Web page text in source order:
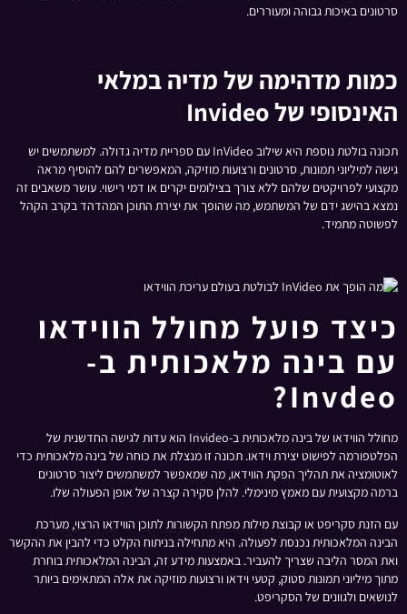
סרטונים באיכות גבוהה ומעוררים.
כמות מדהימה של מדיה במלאי
האינסופי של Invideo
תכונה בולטת נוספת היא שילוב InVideo עם ספריית מדיה גדולה. למשתמשים יש
גישה למיליוני תמונות, סרטונים ורצועות מוזיקה, המאפשרים להם להוסיף מראה
מקצועי לפרויקטים שלהם ללא צורך בצילומים יקרים או דמי רישוי. עושר משאבים זה
נמצא בהישג ידם של המשתמש, מה שהופך את יצירת התוכן המהדהד בקרב הקהל
לפשוטה מתמיד.
כיצד פועל מחולל הווידאו
עם בינה מלאכותית ב-
Invdeo?
מחולל הווידאו של בינה מלאכותית ב-Invideo הוא עדות לגישה החדשנית של
הפלטפורמה לפישוט יצירת וידאו. תכונה זו מנצלת את כוחה של בינה מלאכותית כדי
לאוטומציה את תהליך הפקת הווידאו, מה שמאפשר למשתמשים ליצור סרטונים
ברמה מקצועית עם מאמץ מינימלי. להלן סקירה קצרה של אופן הפעולה שלו.
עם הזנת סקריפט או קבוצת מילות מפתח הקשורות לתוכן הווידאו הרצוי, מערכת
הבינה המלאכותית נכנסת לפעולה. היא מתחילה בניתוח הקלט כדי להבין את ההקשר
ואת המסר הליבה שצריך להעביר. באמצעות מידע זה, הבינה המלאכותית בוחרת
מתוך מיליוני תמונות סטוק, קטעי וידאו ורצועות מוזיקה את אלה המתאימים ביותר
לנושאים ולגוונים של הסקריפט.